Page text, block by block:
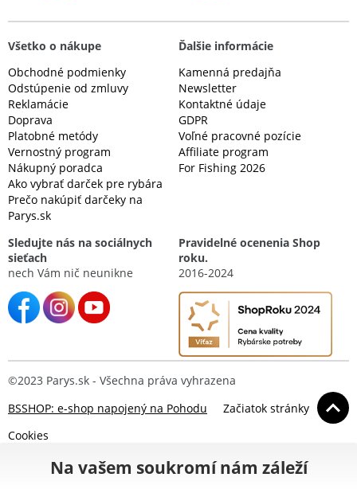
Všetko o nákupe
Obchodné podmienky
Odstúpenie od zmluvy
Reklamácie
Doprava
Platobné metódy
Vernostný program
Nákupný poradca
Ako vybrať darček pre rybára
Prečo nakúpiť darčeky na
Parys.sk
Ďalšie informácie
Kamenná predajňa
Newsletter
Kontaktné údaje
GDPR
Voľné pracovné pozície
Affiliate program
For Fishing 2026
Sledujte nás na sociálnych
sieťach
nech Vám nič neunikne
Pravidelné ocenenia Shop
roku.
2016-2024
©2023 Parys.sk - Všechna práva vyhrazena
BSSHOP: e-shop napojený na Pohodu
Začiatok stránky
Cookies
Na vašem soukromí nám záleží